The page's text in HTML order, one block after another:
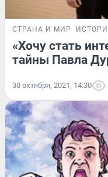
СТРАНА И МИР
«Хочу стать
тайны Павла
30 октября, 2021, 14:30